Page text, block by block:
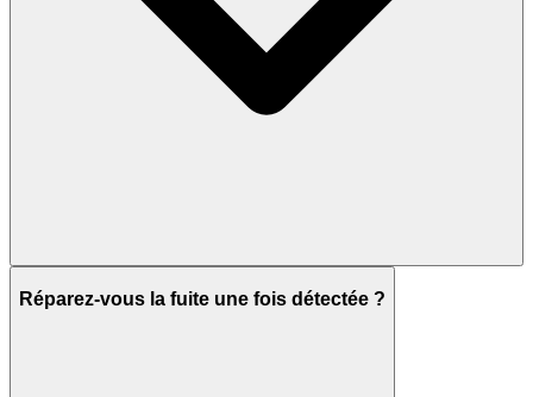
Réparez-vous la fuite une fois détectée ?